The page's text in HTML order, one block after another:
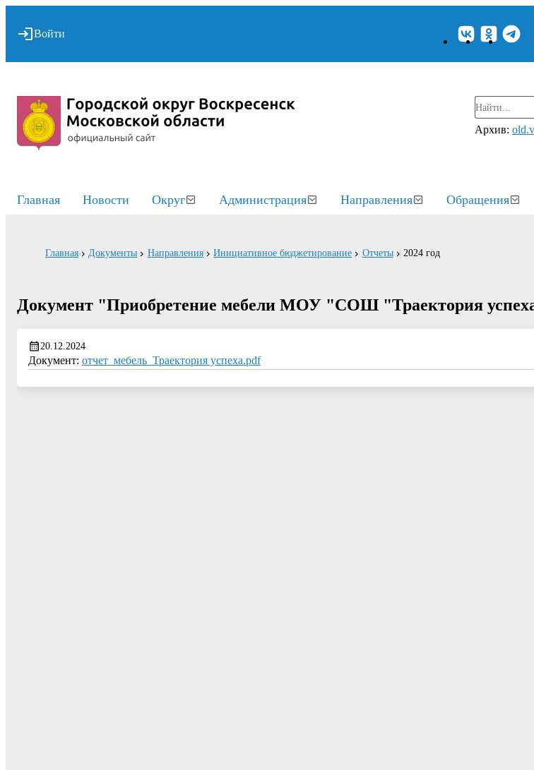
Войти
Архив:
Главная Новости Округ Администрация Направления Обращения
Главная Документы Направления Инициативное бюджетирование Отчеты 2024 год
Документ "Приобретение мебели МОУ "СОШ "Траектория
20.12.2024
Документ: отчет_мебель_Траектория успеха.pdf